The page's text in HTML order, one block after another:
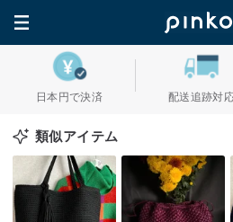
日本円で決済 配送追跡対
類似アイテム